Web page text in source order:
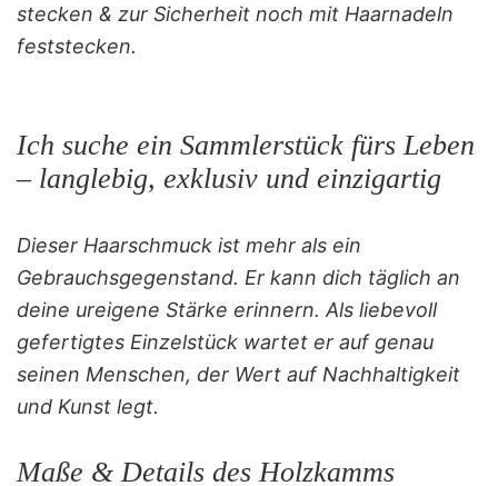
stecken & zur Sicherheit noch mit Haarnadeln
feststecken.
Ich suche ein Sammlerstück fürs Leben
– langlebig, exklusiv und einzigartig
Dieser Haarschmuck ist mehr als ein
Gebrauchsgegenstand. Er kann dich täglich an
deine ureigene Stärke erinnern. Als liebevoll
gefertigtes Einzelstück wartet er auf genau
seinen Menschen, der Wert auf Nachhaltigkeit
und Kunst legt.
Maße & Details des Holzkamms